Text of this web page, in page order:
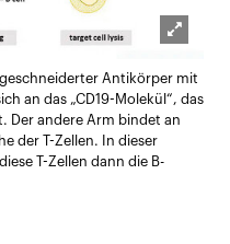
öffnen
Antikörper mit
an das „CD19-Molekül“, das
Der andere Arm bindet an
der T-Zellen. In dieser
T-Zellen dann die B-